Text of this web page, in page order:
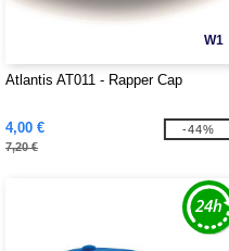
W1
Atlantis AT011 - Rapper Cap
4,00 €
7,20 €
-44%